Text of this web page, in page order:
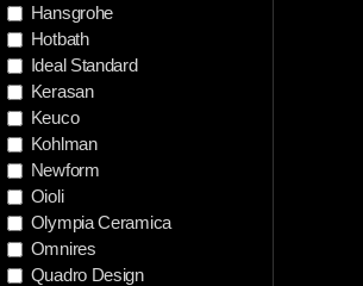
Hansgrohe
Hotbath
Ideal Standard
Kerasan
Keuco
Kohlman
Newform
Oioli
Olympia Ceramica
Omnires
Quadro Design